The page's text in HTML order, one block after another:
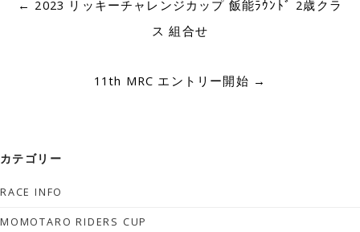
← 2023 リッキーチャレンジカップ 飯能ﾗｳﾝﾄﾞ 2歳クラ
ス 組合せ
11th MRC エントリー開始 →
カテゴリー
RACE INFO
MOMOTARO RIDERS CUP